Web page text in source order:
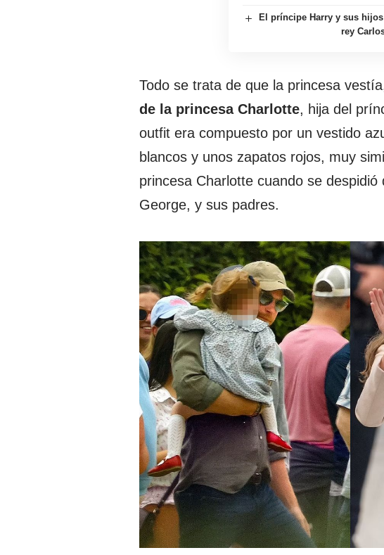
El príncipe Harry y sus
rey
Todo se trata de que la princesa
de la princesa Charlotte, hija del
outfit era compuesto por un vestido
blancos y unos zapatos rojos, muy
princesa Charlotte cuando se despidió
George, y sus padres.